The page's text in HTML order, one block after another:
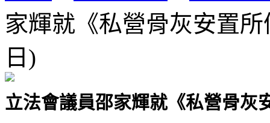
家輝就《私營骨灰安置
日)
立法會議員邵家輝就《私營骨灰